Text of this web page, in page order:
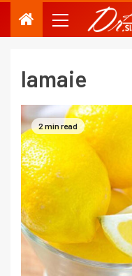
lamaie
2 min read